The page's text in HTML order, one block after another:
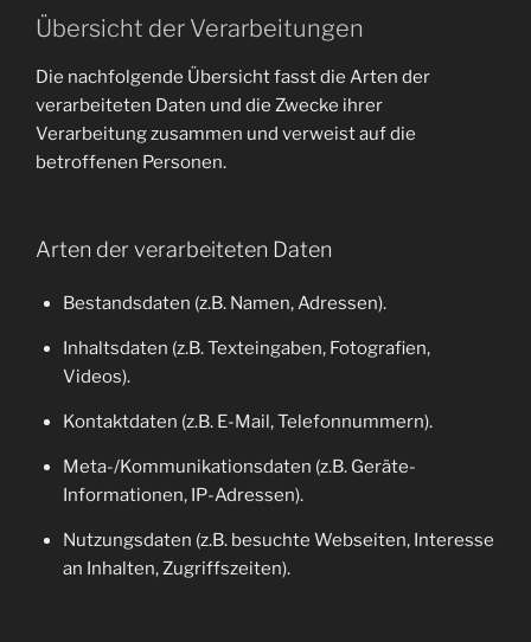
Übersicht der Verarbeitungen
Die nachfolgende Übersicht fasst die Arten der
verarbeiteten Daten und die Zwecke ihrer
Verarbeitung zusammen und verweist auf die
betroffenen Personen.
Arten der verarbeiteten Daten
Bestandsdaten (z.B. Namen, Adressen).
Inhaltsdaten (z.B. Texteingaben, Fotografien,
Videos).
Kontaktdaten (z.B. E-Mail, Telefonnummern).
Meta-/Kommunikationsdaten (z.B. Geräte-
Informationen, IP-Adressen).
Nutzungsdaten (z.B. besuchte Webseiten, Interesse
an Inhalten, Zugriffszeiten).